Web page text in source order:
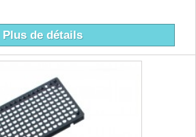
Plus de détails